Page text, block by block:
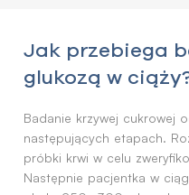
Jak przebiega
glukozą w
Badanie krzywej cukrowej
następujących etapach.
próbki krwi w celu
Następnie pacjentka w